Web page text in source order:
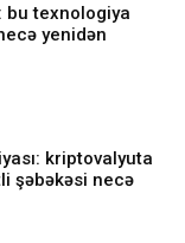
bu texnologiya
yenidən
kriptovalyuta
şəbəkəsi necə